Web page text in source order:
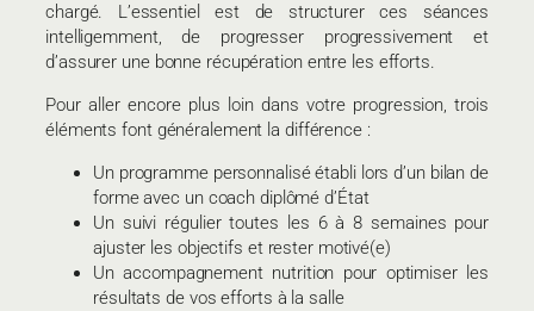
chargé. L’essentiel est de structurer ces séances
intelligemment, de progresser progressivement et
d’assurer une bonne récupération entre les efforts.
Pour aller encore plus loin dans votre progression, trois
éléments font généralement la différence :
Un programme personnalisé établi lors d’un bilan de
forme avec un coach diplômé d’État
Un suivi régulier toutes les 6 à 8 semaines pour
ajuster les objectifs et rester motivé(e)
Un accompagnement nutrition pour optimiser les
résultats de vos efforts à la salle